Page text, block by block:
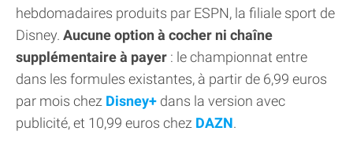
hebdomadaires produits par ESPN, la filiale sport de
Disney. Aucune option à cocher ni chaîne
supplémentaire à payer : le championnat entre
dans les formules existantes, à partir de 6,99 euros
par mois chez Disney+ dans la version avec
publicité, et 10,99 euros chez DAZN.